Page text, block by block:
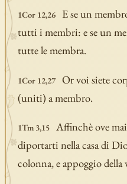
1Cor 12,26
E se un
tutti i membri: e se un
tutte le membra.
1Cor 12,27
Or voi siete
(uniti) a membro.
1Tm 3,15
Affinchè ove
diportarti nella casa di
colonna, e appoggio della